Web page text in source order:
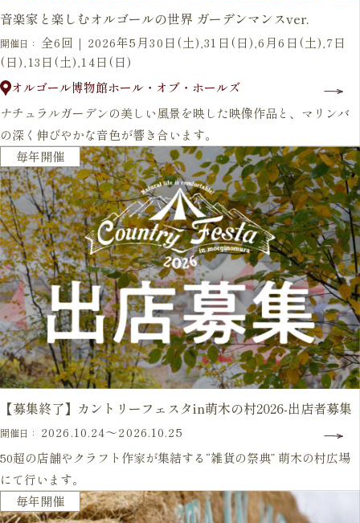
音楽家と楽しむオルゴールの世界 ガーデンマンスver.
開催日： 全6回｜2026年5月30日(土),31日(日),6月6日(土),7日
(日),13日(土),14日(日)
オルゴール博物館ホール・オブ・ホールズ
ナチュラルガーデンの美しい風景を映した映像作品と、マリンバ
の深く伸びやかな音色が響き合います。
毎年開催
【募集終了】カントリーフェスタin萌木の村2026-出店者募集
開催日： 2026.10.24～2026.10.25
50超の店舗やクラフト作家が集結する“雑貨の祭典” 萌木の村広場
にて行います。
開催予定
毎年開催